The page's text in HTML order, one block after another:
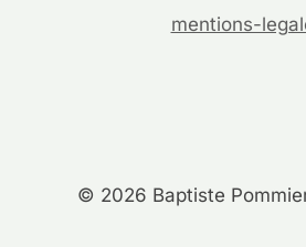
mentions-
© 2026 Baptiste